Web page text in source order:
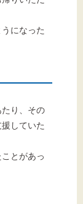
になった
たり、その
していた
とがあっ